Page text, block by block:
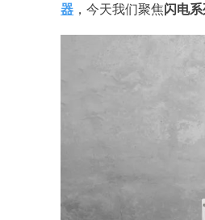
器 ，今天我们聚焦闪电